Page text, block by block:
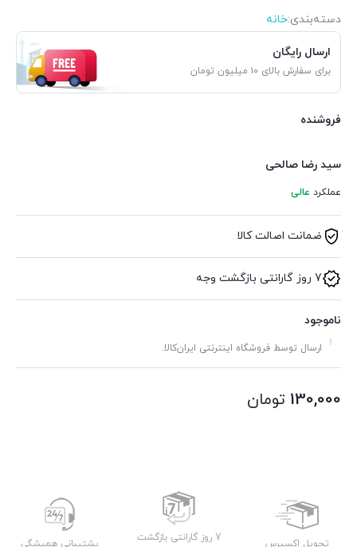
دسته‌بندی‌:خانه
ارسال رایگان
برای سفارش بالای ۱۰ میلیون تومان
فروشنده
سید رضا صالحی
عملکرد عالی
ضمانت اصالت کالا
7 روز گارانتی بازگشت وجه
ناموجود
ارسال توسط فروشگاه اینترنتی ایران‌کالا.
130,000 تومان
تحویل اکسپرس
7 روز گارانتی بازگشت
پشتیبانی همیشگی